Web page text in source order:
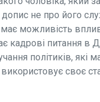
допис не про його
можливість
кадрові питання в
політиків,
своє